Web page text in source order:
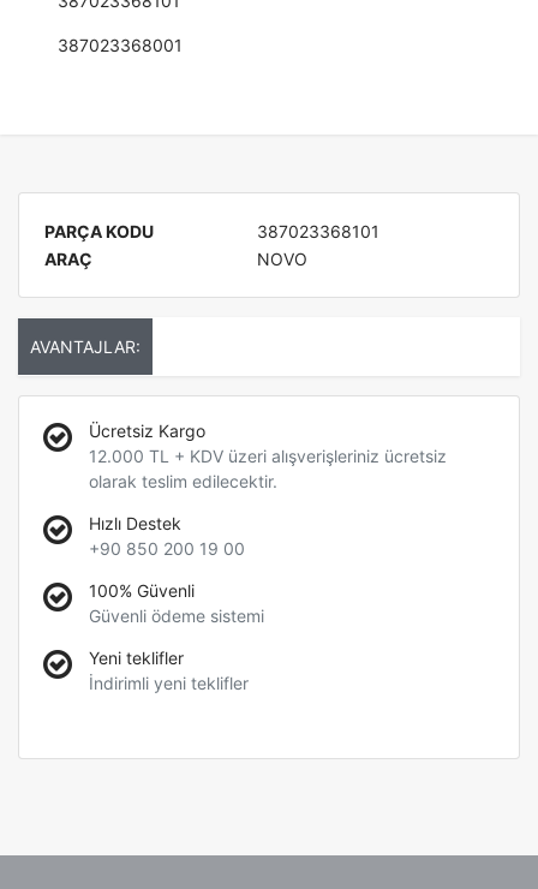
387023368001
PARÇA KODU
387023368101
ARAÇ
NOVO
AVANTAJLAR:
Ücretsiz Kargo
12.000 TL + KDV üzeri alışverişleriniz ücretsiz
olarak teslim edilecektir.
Hızlı Destek
+90 850 200 19 00
100% Güvenli
Güvenli ödeme sistemi
Yeni teklifler
İndirimli yeni teklifler